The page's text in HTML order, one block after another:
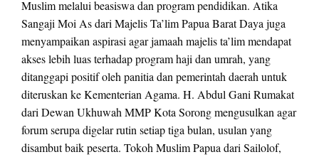
Muslim melalui beasiswa dan program pendidikan. Atika
Sangaji Moi As dari Majelis Ta’lim Papua Barat Daya juga
menyampaikan aspirasi agar jamaah majelis ta’lim mendapat
akses lebih luas terhadap program haji dan umrah, yang
ditanggapi positif oleh panitia dan pemerintah daerah untuk
diteruskan ke Kementerian Agama. H. Abdul Gani Rumakat
dari Dewan Ukhuwah MMP Kota Sorong mengusulkan agar
forum serupa digelar rutin setiap tiga bulan, usulan yang
disambut baik peserta. Tokoh Muslim Papua dari Sailolof,